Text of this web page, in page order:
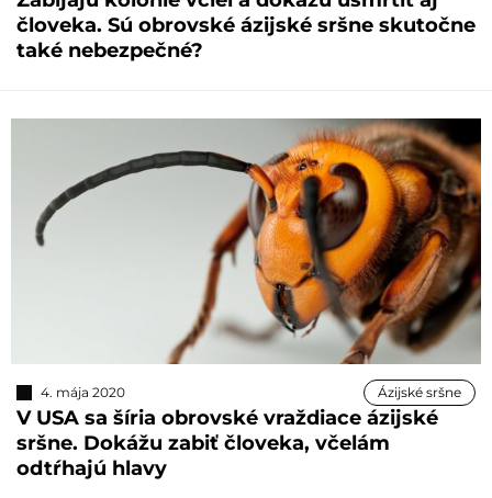
človeka. Sú obrovské ázijské sršne skutočne
také nebezpečné?
4. mája 2020 Ázijské sršne
V USA sa šíria obrovské vraždiace ázijské
sršne. Dokážu zabiť človeka, včelám
odtŕhajú hlavy